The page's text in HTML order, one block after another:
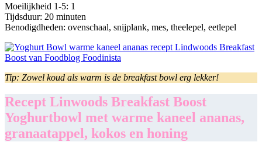
Moeilijkheid 1-5: 1
Tijdsduur: 20 minuten
Benodigdheden: ovenschaal, snijplank, mes, theelepel, eetlepel
Tip: Zowel koud als warm is de breakfast bowl erg lekker!
Recept Linwoods Breakfast Boost
Yoghurtbowl met warme kaneel ananas,
granaatappel, kokos en honing